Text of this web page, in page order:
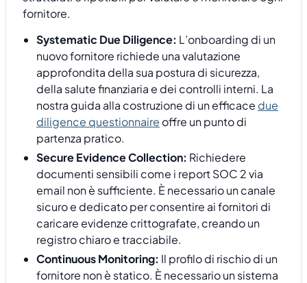
fornitore.
Systematic Due Diligence: L’onboarding di un
nuovo fornitore richiede una valutazione
approfondita della sua postura di sicurezza,
della salute finanziaria e dei controlli interni. La
nostra guida alla costruzione di un efficace due
diligence questionnaire offre un punto di
partenza pratico.
Secure Evidence Collection: Richiedere
documenti sensibili come i report SOC 2 via
email non è sufficiente. È necessario un canale
sicuro e dedicato per consentire ai fornitori di
caricare evidenze crittografate, creando un
registro chiaro e tracciabile.
Continuous Monitoring: Il profilo di rischio di un
fornitore non è statico. È necessario un sistema